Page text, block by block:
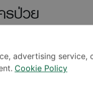
รป่วย
หาคม 2566
advertising service,
Cookie Policy